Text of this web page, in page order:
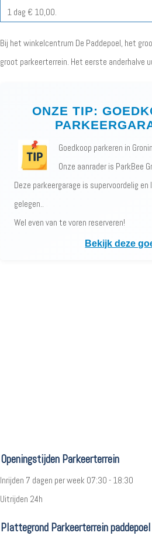
1 dag € 10,00.
Bij het winkelcentrum De Paddepoel, het
groot parkeerterrein. Het eerste anderhalve
ONZE TIP:
Goedkoop parkeren in
Onze aanrader is ParkBee
Deze parkeergarage is supervoordelig
gelegen..
Wel even van te voren reserveren!
Bekijk deze
Openingstijden Parkeerterrein
Inrijden 7 dagen per week 07:30 - 18:30
Uitrijden 24h
Plattegrond Parkeerterrein paddepoel